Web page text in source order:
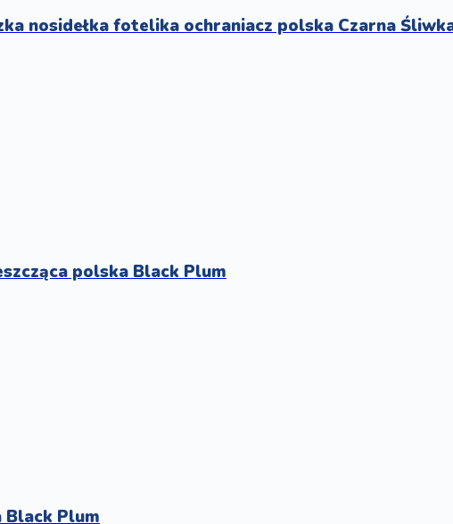
nosidełka fotelika ochraniacz polska Czarna
polska Black Plum
Plum